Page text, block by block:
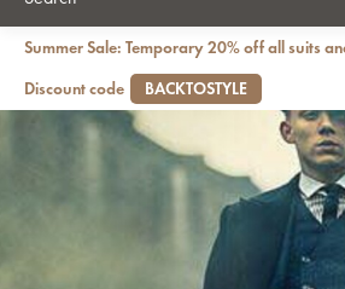
Summer Sale: Temporary 20% off all suits
Discount code
BACKTOSTYLE
BackMichael Gray: estilo Shelby moderno